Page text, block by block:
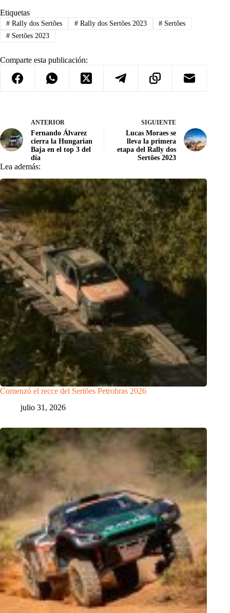
Etiquetas
#Rally dos Sertões #Rally dos Sertões 2023 # Sertões
#Sertões 2023
Comparte esta publicación:
ANTERIOR
Fernando Álvarez
cierra la Hungarian
Baja en el top 3 del
día
SIGUIENTE
Lucas Moraes se
lleva la primera
etapa del Rally dos
Sertões 2023
Lea además:
Comenzó el recce del Sertões Petrobras 2026
julio 31, 2026